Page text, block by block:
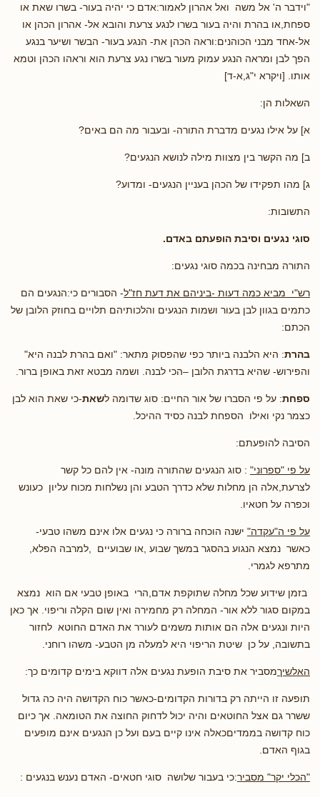
"וידבר ה' אל משה ואל אהרון לאמור:אדם כי יהיה בעור- בשרו שאת או
ספחת,או בהרת והיה בעור בשרו לנגע צרעת והובא אל- אהרון הכהן או
אל-אחד מבני הכוהנים:וראה הכהן את- הנגע בעור- הבשר ושיער בנגע
הפך לבן ומראה הנגע עמוק מעור בשרו נגע צרעת הוא וראהו הכהן וטמא
אותו. [ויקרא י"ג,א-ד]
השאלות הן:
א] על אילו נגעים מדברת התורה- ובעבור מה הם באים?
ב] מה הקשר בין מצוות מילה לנושא הנגעים?
ג] מהו תפקידו של הכהן בעניין הנגעים- ומדוע?
התשובות:
סוגי נגעים וסיבת הופעתם באדם.
התורה מבחינה בכמה סוגי נגעים:
רש"י מביא כמה דעות -ביניהם את דעת חז"ל- הסבורים כי:הנגעים הם
כתמים בגוון לבן בעור ושמות הנגעים והלכותיהם תלויים בחוזק הלובן של
הכתם:
בהרת: היא הלבנה ביותר כפי שהפסוק מתאר: "ואם בהרת לבנה היא"
והפירוש- שהיא בדרגת הלובן –הכי לבנה. ושמה מבטא זאת באופן ברור.
ספחת: על פי הסברו של אור החיים: סוג שדומה לשאת-כי שאת הוא לבן
כצמר נקי ואילו הספחת לבנה כסיד ההיכל.
הסיבה להופעתם:
על פי "ספרוני" : סוג הנגעים שהתורה מונה- אין להם כל קשר
לצרעת,אלה הן מחלות שלא כדרך הטבע והן נשלחות מכוח עליון כעונש
וכפרה על חטאיו.
על פי ה"עקדה" ישנה הוכחה ברורה כי נגעים אלו אינם משהו טבעי-
כאשר נמצא הנגוע בהסגר במשך שבוע ,או שבועיים ,למרבה הפלא,
מתרפא לגמרי.
בזמן שידוע שכל מחלה שתוקפת אדם,הרי באופן טבעי אם הוא נמצא
במקום סגור ללא אור- המחלה רק מחמירה ואין שום הקלה וריפוי. אך כאן
היות ונגעים אלה הם אותות משמים לעורר את האדם החוטא לחזור
בתשובה, על כן שיטת הריפוי היא למעלה מן הטבע- משהו רוחני.
האלשיךמסביר את סיבת הופעת נגעים אלה דווקא בימים קדומים כך:
תופעה זו הייתה רק בדורות הקדומים-כאשר כוח הקדושה היה כה גדול
ששרר גם אצל החוטאים והיה יכול לדחוק החוצה את הטומאה. אך כיום
כוח קדושה בממדיםכאלה אינו קיים בעם ועל כן הנגעים אינם מופעים
בגוף האדם.
"הכלי יקר" מסביר:כי בעבור שלושה סוגי חטאים- האדם נענש בנגעים :